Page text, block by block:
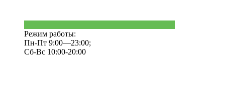
Режим работы:
Пн-Пт 9:00—23:00;
Сб-Вс 10:00-20:00